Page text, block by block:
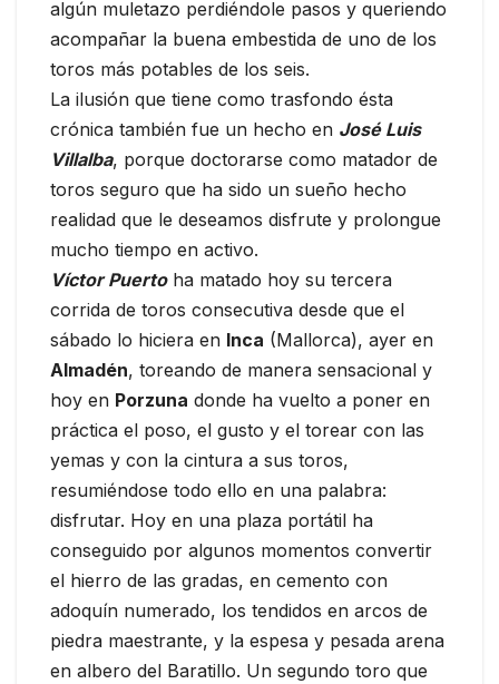
algún muletazo perdiéndole pasos y queriendo
acompañar la buena embestida de uno de los
toros más potables de los seis.
La ilusión que tiene como trasfondo ésta
crónica también fue un hecho en José Luis
Villalba, porque doctorarse como matador de
toros seguro que ha sido un sueño hecho
realidad que le deseamos disfrute y prolongue
mucho tiempo en activo.
Víctor Puertoha matado hoy su tercera
corrida de toros consecutiva desde que el
sábado lo hiciera en Inca (Mallorca), ayer en
Almadén, toreando de manera sensacional y
hoy en Porzuna donde ha vuelto a poner en
práctica el poso, el gusto y el torear con las
yemas y con la cintura a sus toros,
resumiéndose todo ello en una palabra:
disfrutar. Hoy en una plaza portátil ha
conseguido por algunos momentos convertir
el hierro de las gradas, en cemento con
adoquín numerado, los tendidos en arcos de
piedra maestrante, y la espesa y pesada arena
en albero del Baratillo. Un segundo toro que